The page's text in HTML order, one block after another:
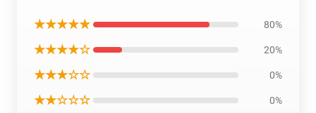
★★★★★ 80%
★★★★☆ 20%
★★★☆☆ 0%
★★☆☆☆ 0%